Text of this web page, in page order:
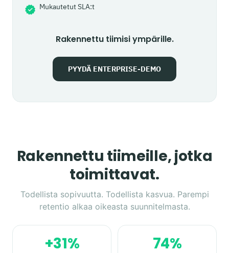
Mukautetut SLA:t
Rakennettu tiimisi ympärille.
PYYDÄ ENTERPRISE-DEMO
Rakennettu tiimeille, jotka
toimittavat.
Todellista sopivuutta. Todellista kasvua. Parempi
retentio alkaa oikeasta suunnitelmasta.
+31% 74%